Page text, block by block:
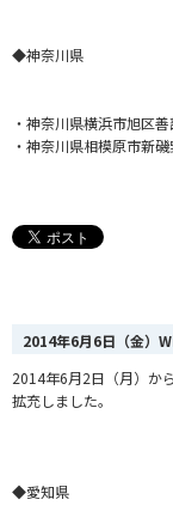
◆神奈川県
・ 神奈川県横浜市旭区
・神奈川県相模原市新
2014年6月6日（金）
2014年6月2日（月）か
拡充しました。
◆愛知県